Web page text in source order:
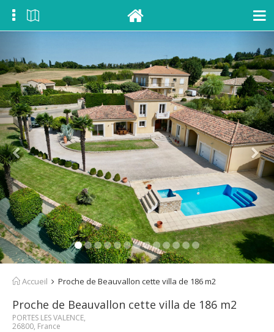
Accueil Proche de Beauvallon cette villa de 186 m2
Proche de Beauvallon cette villa de 186 m2
PORTES LES VALENCE,
26800, France